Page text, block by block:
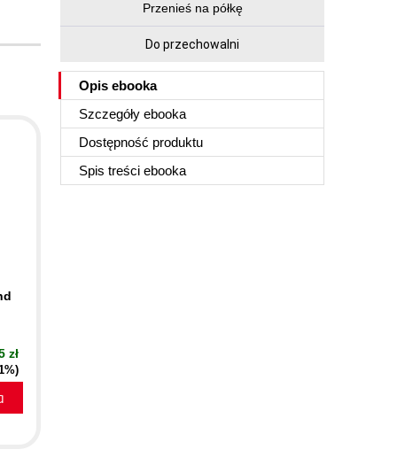
Przenieś na półkę
Do przechowalni
Opis ebooka
Szczegóły ebooka
Dostępność produktu
Spis treści ebooka
zł